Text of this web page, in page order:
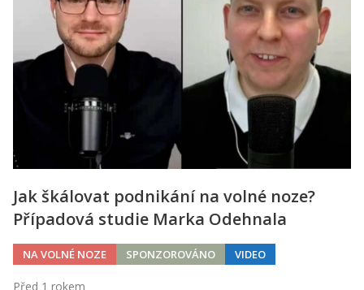
Jak škálovat podnikání na volné noze?
Případová studie Marka Odehnala
NA VOLNÉ NOZE SPONZOROVÁNO VIDEO
Před 1 rokem